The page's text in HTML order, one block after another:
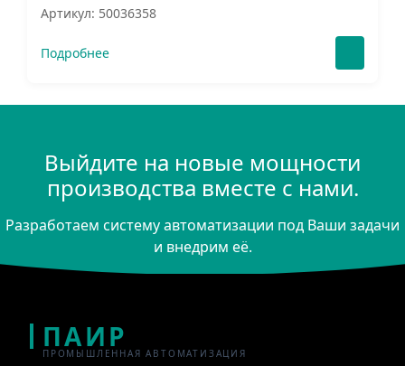
Артикул: 50036358
Подробнее
Выйдите на новые мощности
производства вместе с нами.
Разработаем систему автоматизации под Ваши задачи
и внедрим её.
ПАИР
ПРОМЫШЛЕННАЯ АВТОМАТИЗАЦИЯ